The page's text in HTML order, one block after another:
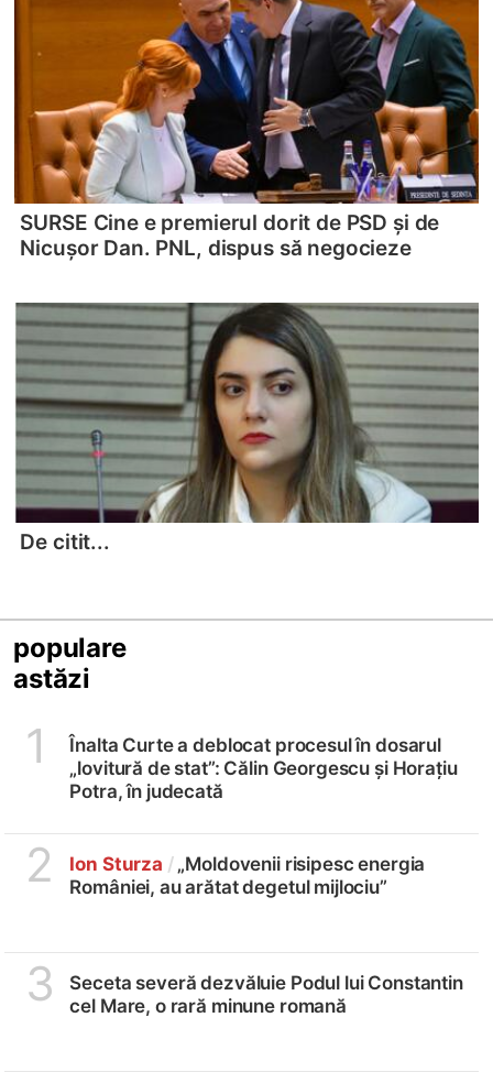
SURSE Cine e premierul dorit de PSD și de
Nicușor Dan. PNL, dispus să negocieze
De citit...
populare
astăzi
1
Înalta Curte a deblocat procesul în dosarul
„lovitură de stat”: Călin Georgescu și Horațiu
Potra, în judecată
2 Ion Sturza /„Moldovenii risipesc energia
României, au arătat degetul mijlociu”
3
Seceta severă dezvăluie Podul lui Constantin
cel Mare, o rară minune romană